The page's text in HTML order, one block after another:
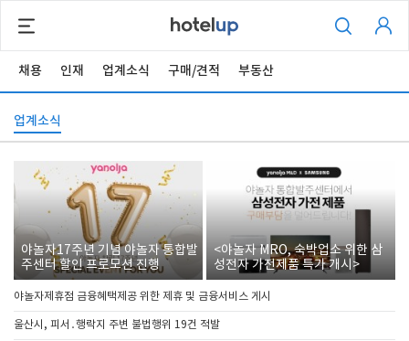
채용 인재 업계소식 구매/견적 부동산
업계소식
야놀자17주년 기념 야놀자 통합발
주센터 할인 프로모션 진행
<야놀자 MRO, 숙박업소 위한 삼
성전자 가전제품 특가 개시>
야놀자제휴점 금융혜택제공 위한 제휴 및 금융서비스 게시
울산시, 피서․행락지 주변 불법행위 19건 적발